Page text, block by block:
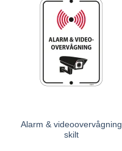
Alarm & videoovervågning
skilt